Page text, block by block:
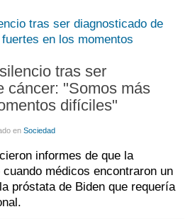
tras ser
cáncer: "Somos más
difíciles"
en Sociedad
informes de que la
médicos encontraron un
próstata de Biden que requería